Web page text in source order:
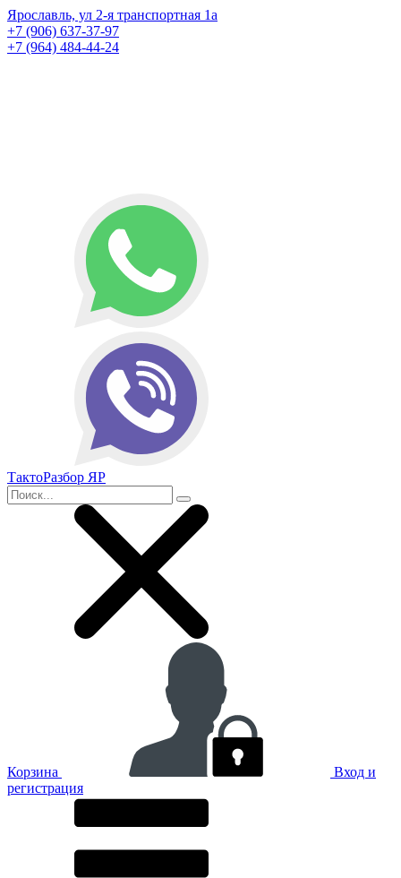
Ярославль, ул 2-я транспортная 1а
+7 (906) 637-37-97
+7 (964) 484-44-24
ТактоРазбор ЯР
Корзина
Вход и
регистрация